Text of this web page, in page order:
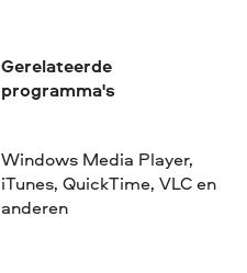
Gerelateerde
programma's
Windows Media Player,
iTunes, QuickTime, VLC en
anderen